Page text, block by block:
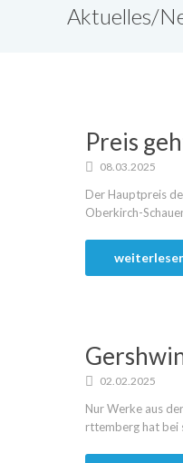
Aktuelles/
Preis
08.03.2025
Der Hauptpreis
Oberkirch-
02.02.2025
Nur Werke aus
rttemberg hat bei